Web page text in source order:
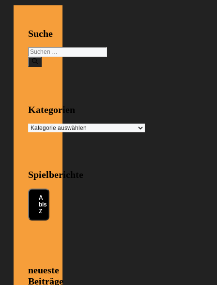
Suche
Suchen
nach:
Kategorien
Kategorien
Spielberichte
A
bis
Z
neueste
Beiträge